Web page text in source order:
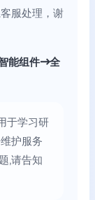
服处理，谢
能组件→全
于学习研
护服务
,请告知